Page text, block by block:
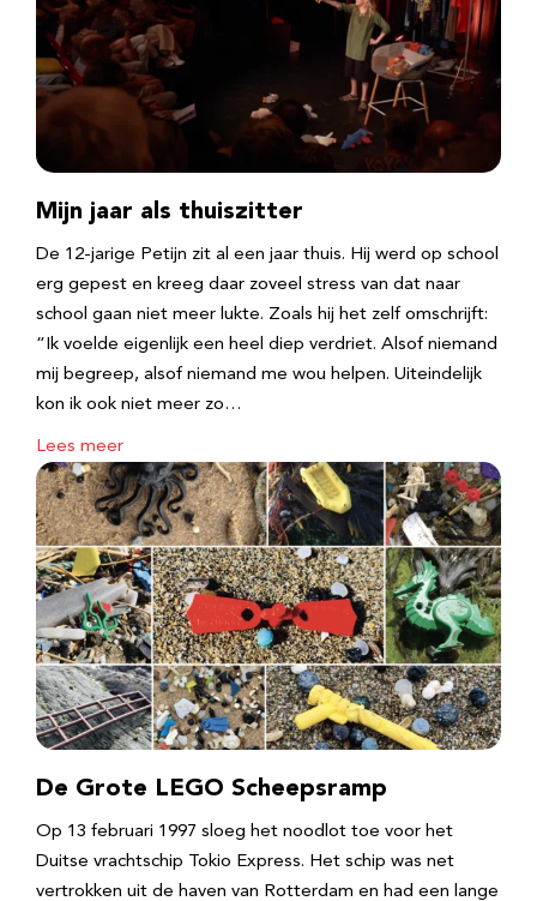
Mijn jaar als thuiszitter
De 12-jarige Petijn zit al een jaar thuis. Hij werd op school
erg gepest en kreeg daar zoveel stress van dat naar
school gaan niet meer lukte. Zoals hij het zelf omschrijft:
“Ik voelde eigenlijk een heel diep verdriet. Alsof niemand
mij begreep, alsof niemand me wou helpen. Uiteindelijk
kon ik ook niet meer zo…
Lees meer
De Grote LEGO Scheepsramp
Op 13 februari 1997 sloeg het noodlot toe voor het
Duitse vrachtschip Tokio Express. Het schip was net
vertrokken uit de haven van Rotterdam en had een lange